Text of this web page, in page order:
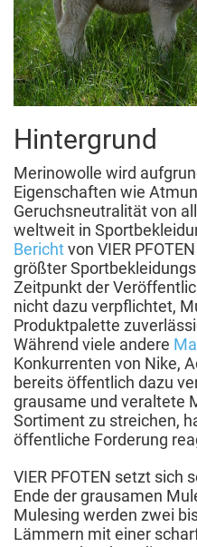
Hintergrund
Merinowolle wird
Eigenschaften wie
Geruchsneutralität von
weltweit in
Berichtvon VIER
größter
Zeitpunkt der
nicht dazu verpflichtet,
Produktpalette
Während viele andere
Konkurrenten von Nike,
bereits öffentlich dazu
grausame und veraltete
Sortiment zu streichen,
öffentliche Forderung
VIER PFOTEN setzt sich
Ende der grausamen
Mulesing werden zwei
Lämmern mit einer